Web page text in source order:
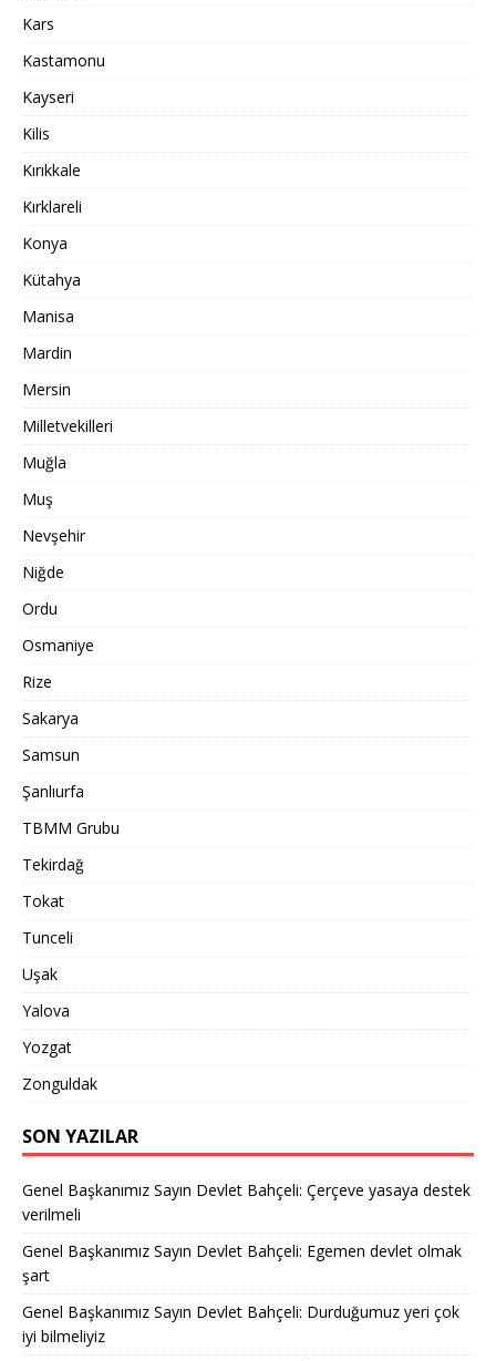
Kars
Kastamonu
Kayseri
Kilis
Kırıkkale
Kırklareli
Konya
Kütahya
Manisa
Mardin
Mersin
Milletvekilleri
Muğla
Muş
Nevşehir
Niğde
Ordu
Osmaniye
Rize
Sakarya
Samsun
Şanlıurfa
TBMM Grubu
Tekirdağ
Tokat
Tunceli
Uşak
Yalova
Yozgat
Zonguldak
SON YAZILAR
Genel Başkanımız Sayın Devlet Bahçeli: Çerçeve yasaya destek
verilmeli
Genel Başkanımız Sayın Devlet Bahçeli: Egemen devlet olmak
şart
Genel Başkanımız Sayın Devlet Bahçeli: Durduğumuz yeri çok
iyi bilmeliyiz